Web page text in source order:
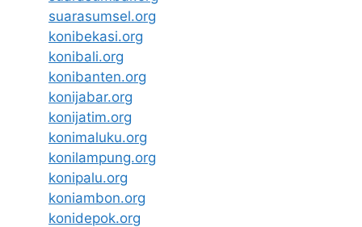
suarasumsel.org
konibekasi.org
konibali.org
konibanten.org
konijabar.org
konijatim.org
konimaluku.org
konilampung.org
konipalu.org
koniambon.org
konidepok.org